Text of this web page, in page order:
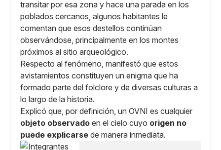
transitar por esa zona y hace una parada en los
poblados cercanos, algunos habitantes le
comentan que esos destellos continúan
observándose, principalmente en los montes
próximos al sitio arqueológico.
Respecto al fenómeno, manifestó que estos
avistamientos constituyen un enigma que ha
formado parte del folclore y de diversas culturas a
lo largo de la historia.
Explicó que, por definición, un OVNI es cualquier
objeto observado en el cielo cuyo origen no
puede explicarse de manera inmediata.